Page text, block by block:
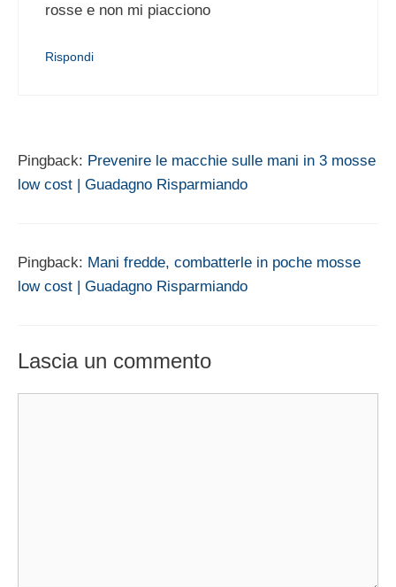
rosse e non mi piacciono
Rispondi
Pingback: Prevenire le macchie sulle mani in 3 mosse
low cost | Guadagno Risparmiando
Pingback: Mani fredde, combatterle in poche mosse
low cost | Guadagno Risparmiando
Lascia un commento